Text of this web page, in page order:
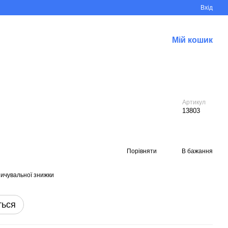
Вхід
Мій кошик
Артикул
13803
Порівняти В бажання
знижки